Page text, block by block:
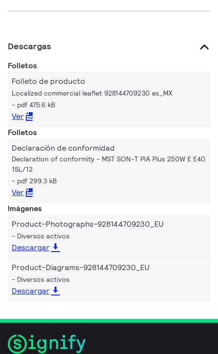
Descargas
Folletos
Folleto de producto
Localized commercial leaflet 928144709230 es_MX
pdf 475.6 kB
Ver
Folletos
Declaración de conformidad
Declaration of conformity - MST SON-T PIA Plus 250W E E40
1SL/12
pdf 299.3 kB
Ver
Imágenes
Product-Photographs-928144709230_EU
Diversos activos
Descargar
Product-Diagrams-928144709230_EU
Diversos activos
Descargar